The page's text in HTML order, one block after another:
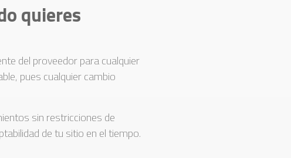
quieres
del proveedor para cualquier
pues cualquier cambio
sin restricciones de
de tu sitio en el tiempo.